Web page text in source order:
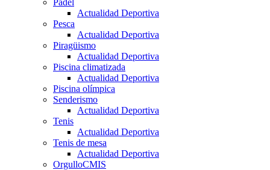
Pádel
Actualidad Deportiva
Pesca
Actualidad Deportiva
Piragüismo
Actualidad Deportiva
Piscina climatizada
Actualidad Deportiva
Piscina olímpica
Senderismo
Actualidad Deportiva
Tenis
Actualidad Deportiva
Tenis de mesa
Actualidad Deportiva
OrgulloCMIS